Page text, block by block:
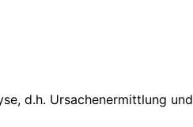
d.h. Ursachenermittlung und